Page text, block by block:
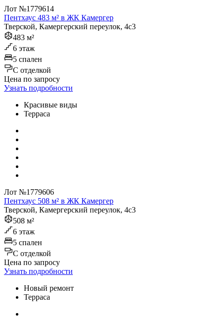
Лот №1779614
Пентхаус 483 м² в ЖК Камергер
Тверской, Камергерский переулок, 4с3
483 м²
6 этаж
5 спален
C отделкой
Цена по запросу
Узнать подробности
Красивые виды
Терраса
Лот №1779606
Пентхаус 508 м² в ЖК Камергер
Тверской, Камергерский переулок, 4с3
508 м²
6 этаж
5 спален
C отделкой
Цена по запросу
Узнать подробности
Новый ремонт
Терраса